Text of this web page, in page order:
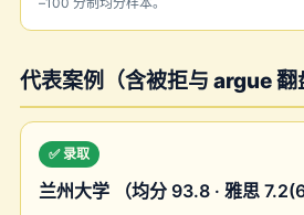
代表案例（含被拒与 argue 翻
✅ 录取
兰州大学 （均分 93.8 · 雅思